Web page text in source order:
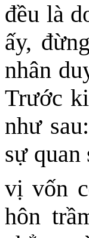
đều là
ấy, đừ
nhân
Trước
như sau:
sự quan
vị vốn
hôn